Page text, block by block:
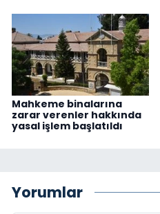
Mahkeme binalarına
zarar verenler hakkında
yasal işlem başlatıldı
Yorumlar